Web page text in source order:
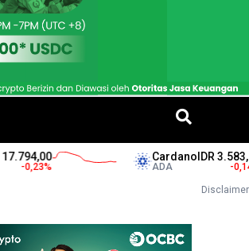
CardanoIDR 3.583,00
Disclaimer